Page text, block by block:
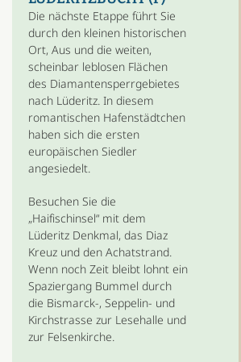
Die nächste Etappe führt Sie
durch den kleinen historischen
Ort, Aus und die weiten,
scheinbar leblosen Flächen
des Diamantensperrgebietes
nach Lüderitz. In diesem
romantischen Hafenstädtchen
haben sich die ersten
europäischen Siedler
angesiedelt.
Besuchen Sie die
„Haifischinsel“ mit dem
Lüderitz Denkmal, das Diaz
Kreuz und den Achatstrand.
Wenn noch Zeit bleibt lohnt ein
Spaziergang Bummel durch
die Bismarck-, Seppelin- und
Kirchstrasse zur Lesehalle und
zur Felsenkirche.